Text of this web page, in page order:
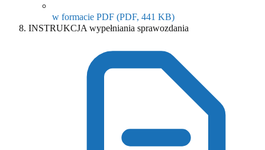
w formacie PDF (PDF, 441 KB)(otwiera się w nowym
INSTRUKCJA wypełniania sprawozdania